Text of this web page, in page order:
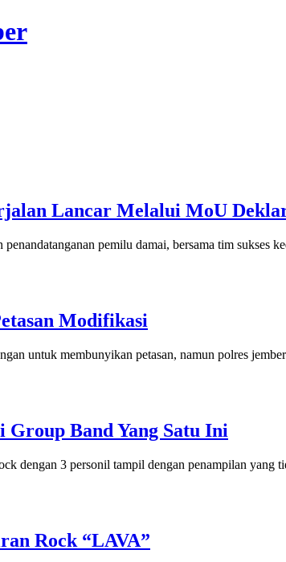
Lancar Melalui MoU
pemilu damai, bersama tim sukses
Modifikasi
untuk membunyikan petasan, namun polres
Group Band Yang Satu Ini
dengan 3 personil tampil dengan penampilan yang
Rock “LAVA”